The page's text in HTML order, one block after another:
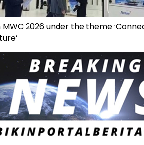
MWC 2026 under the theme